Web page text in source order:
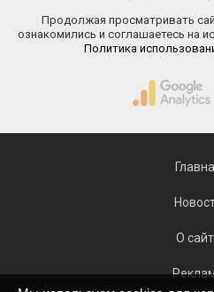
Продолжая просматривать
ознакомились и соглашаетесь на
Политика
О